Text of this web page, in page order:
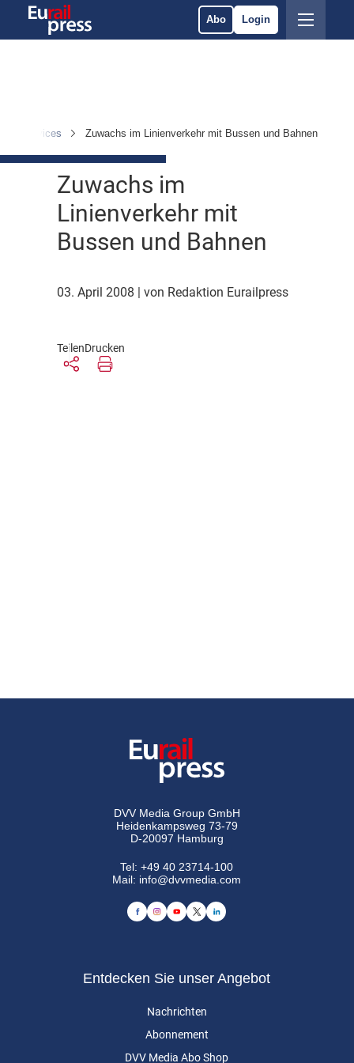
Abo Login
& Services Zuwachs im Linienverkehr mit Bussen und Bahnen
Zuwachs im
Linienverkehr mit
Bussen und Bahnen
03. April 2008 | von Redaktion Eurailpress
TeilenDrucken
DVV Media Group GmbH
Heidenkampsweg 73-79
D-20097 Hamburg
Tel:+49 40 23714-100
Mail: info@dvvmedia.com
Entdecken Sie unser Angebot
Nachrichten
Abonnement
DVV Media Abo Shop